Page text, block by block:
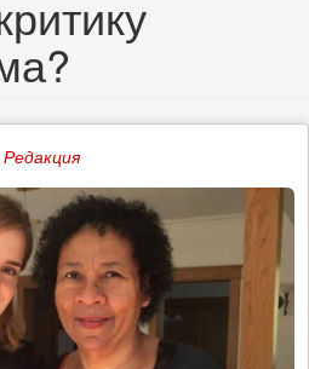
Редакция